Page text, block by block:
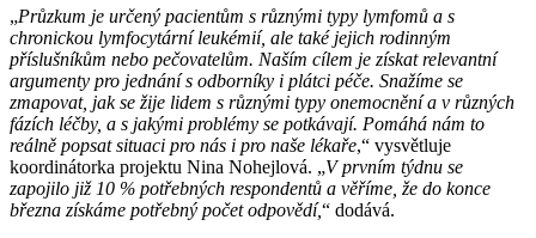
„Průzkum je určený pacientům s různými typy lymfomů a s
chronickou lymfocytární leukémií, ale také jejich rodinným
příslušníkům nebo pečovatelům. Naším cílem je získat relevantní
argumenty pro jednání s odborníky i plátci péče. Snažíme se
zmapovat, jak se žije lidem s různými typy onemocnění a v různých
fázích léčby, a s jakými problémy se potkávají. Pomáhá nám to
reálně popsat situaci pro nás i pro naše lékaře,“ vysvětluje
koordinátorka projektu Nina Nohejlová. „V prvním týdnu se
zapojilo již 10 % potřebných respondentů a věříme, že do konce
března získáme potřebný počet odpovědí,“ dodává.